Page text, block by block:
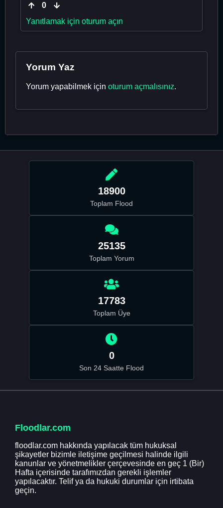
0
Yanıtlamak için oturum açın
Yorum Yaz
Yorum yapabilmek için oturum açmalısınız.
18900
Toplam Flood
25135
Toplam Yorum
17783
Toplam Üye
0
Son 24 Saatte Flood
Floodlar.com
floodlar.com hakkında yapılacak tüm hukuksal
şikayetler bizimle iletişime geçilmesi halinde ilgili
kanunlar ve yönetmelikler çerçevesinde en geç 1 (Bir)
Hafta içerisinde tarafımızdan gerekli işlemler
yapılacaktır. Telif ya da hukuki durumlar için irtibata
geçin.